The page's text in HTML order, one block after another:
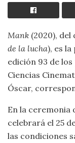
Mank (2020),
de la lucha), es
edición 93 de
Ciencias
Óscar,
En la ceremonia
celebrará el 25
las condiciones